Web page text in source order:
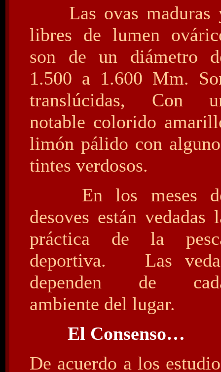
Las ovas maduras
libres de lumen
son de un diámetro
1.500 a 1.600 Mm.
translúcidas, Con
notable colorido
limón pálido con
tintes verdosos.
En los meses
desoves están vedadas
práctica de la
deportiva. Las
dependen de
ambiente del lugar.
El Consenso…
De acuerdo a los